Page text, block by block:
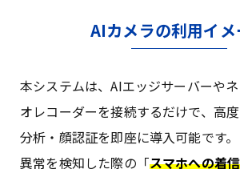
AIカメラの利用イメ
本システムは、AIエッジサーバーや
オレコーダーを接続するだけで、高
分析・顔認証を即座に導入可能です。
異常を検知した際の「スマホへの着